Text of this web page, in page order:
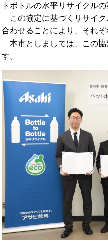
トボトルの水平リサイクル
この協定に基づくリサイク
合わせることにより、それ
本市としましては、この協
す。